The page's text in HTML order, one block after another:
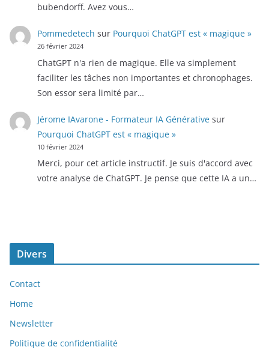
bubendorff. Avez vous…
Pommedetech sur Pourquoi ChatGPT est « magique »
26 février 2024
ChatGPT n'a rien de magique. Elle va simplement
faciliter les tâches non importantes et chronophages.
Son essor sera limité par…
Jérome IAvarone - Formateur IA Générativesur
Pourquoi ChatGPT est « magique »
10 février 2024
Merci, pour cet article instructif. Je suis d'accord avec
votre analyse de ChatGPT. Je pense que cette IA a un…
Divers
Contact
Home
Newsletter
Politique de confidentialité